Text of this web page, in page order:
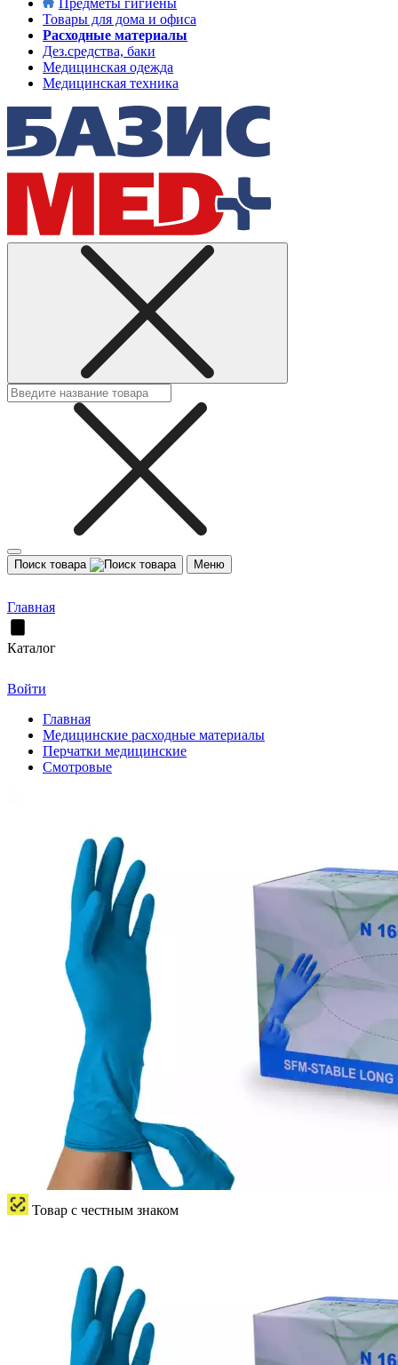
Предметы гигиены
Товары для дома и офиса
Расходные материалы
Дез.средства, баки
Медицинская одежда
Медицинская техника
Поиск товара Меню
Главная
Каталог
Войти
Главная
Медицинские расходные материалы
Перчатки медицинские
Смотровые
Товар с честным знаком